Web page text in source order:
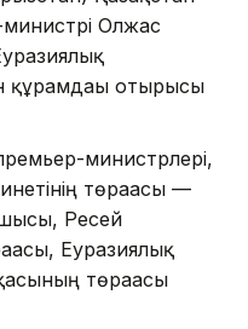
Олжас
құрамдағы отырысы
министрлері,
төрағасы —
Ресей
Еуразиялық
төрағасы